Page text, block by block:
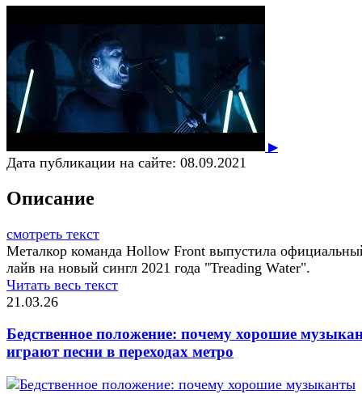
▶
Дата публикации на сайте: 08.09.2021
Описание
смотреть текст
Металкор команда Hollow Front выпустила
лайв на новый сингл 2021 года "Treading Water".
Читать весь текст
21.03.26
Бедственное положение: почему хорошие
играют песни в переходах метро